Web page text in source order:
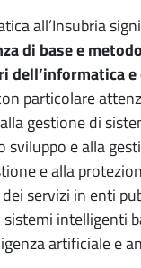
all’Insubria
di base e
dell’informatica
particolare
gestione di
sviluppo e alla
e alla
servizi in enti
intelligenti
artificiale e